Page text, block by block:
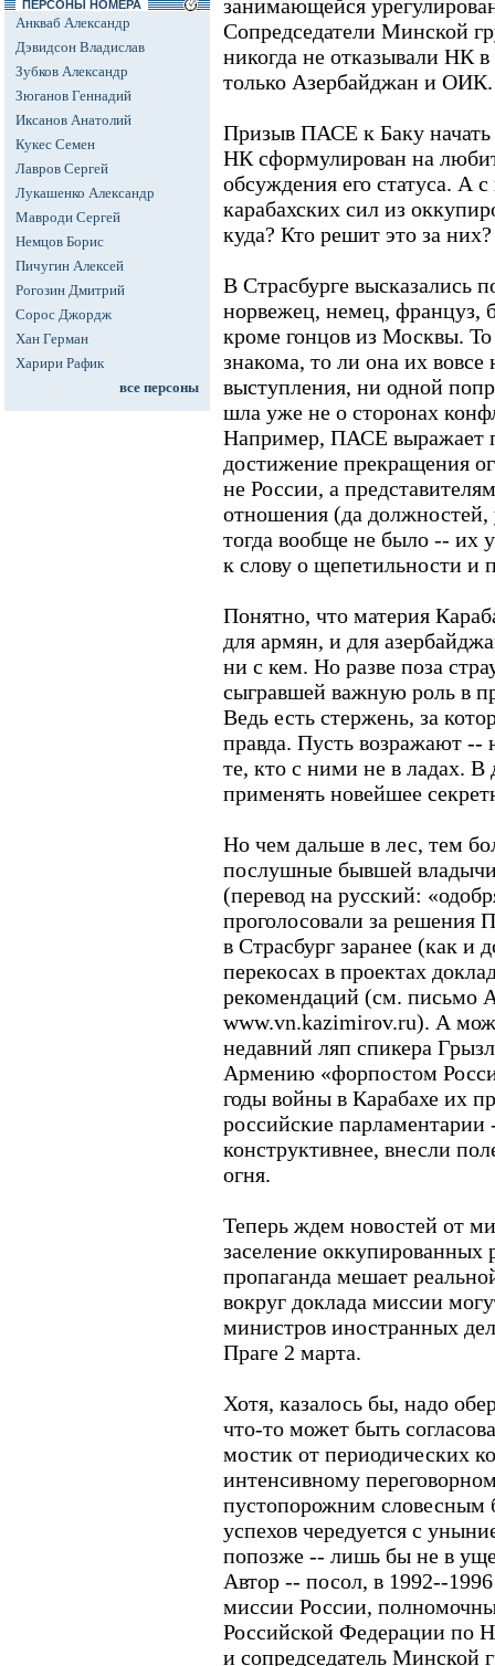
ПЕРСОНЫ НОМЕРА
Анкваб Александр
Дэвидсон Владислав
Зубков Александр
Зюганов Геннадий
Иксанов Анатолий
Кукес Семен
Лавров Сергей
Лукашенко Александр
Мавроди Сергей
Немцов Борис
Пичугин Алексей
Рогозин Дмитрий
Сорос Джордж
Хан Герман
Харири Рафик
все персоны
занимающейся
Сопредседатели Минской
никогда не отказывали НК
только Азербайджан и
Призыв ПАСЕ к Баку начать
НК сформулирован на
обсуждения его статуса. А с
карабахских сил из
куда? Кто решит это за них?
В Страсбурге высказались
норвежец, немец, француз,
кроме гонцов из Москвы.
знакома, то ли она их вовсе
выступления, ни одной
шла уже не о сторонах
Например, ПАСЕ выражает
достижение прекращения
не России, а
отношения (да
тогда вообще не было -- их
к слову о щепетильности и
Понятно, что материя
для армян, и для
ни с кем. Но разве поза
сыгравшей важную роль в
Ведь есть стержень, за
правда. Пусть возражают --
те, кто с ними не в ладах. В
применять новейшее
Но чем дальше в лес, тем
послушные бывшей
(перевод на русский:
проголосовали за решения
в Страсбург заранее (как и
перекосах в проектах
рекомендаций (см. письмо
www.vn.kazimirov.ru). А
недавний ляп спикера
Армению «форпостом
годы войны в Карабахе их
российские парламентарии
конструктивнее, внесли
огня.
Теперь ждем новостей от
заселение
пропаганда мешает
вокруг доклада миссии
министров иностранных
Праге 2 марта.
Хотя, казалось бы, надо
что-то может быть
мостик от периодических
интенсивному
пустопорожним словесным
успехов чередуется с
попозже -- лишь бы не в
Автор -- посол, в 1992--
миссии России,
Российской Федерации по
и сопредседатель